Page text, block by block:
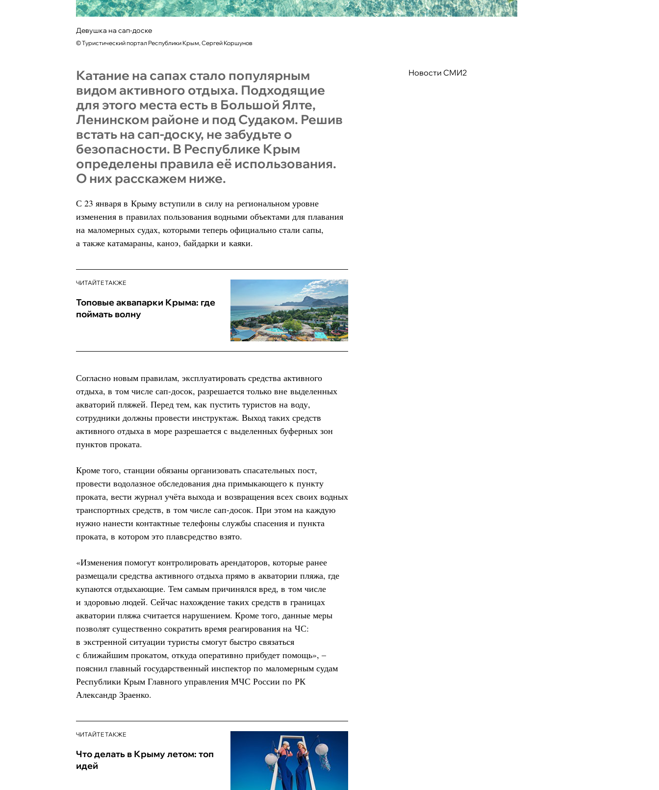
Девушка на сап-доске
©Туристический портал Республики Крым, Сергей Коршунов
Новости СМИ2
Катание на сапах стало популярным
видом активного отдыха. Подходящие
для этого места есть в Большой Ялте,
Ленинском районе и под Судаком. Решив
встать на сап-доску, не забудьте о
безопасности. В Республике Крым
определены правила её использования.
О них расскажем ниже.
С 23 января в Крыму вступили в силу на региональном уровне
изменения в правилах пользования водными объектами для плавания
на маломерных судах, которыми теперь официально стали сапы,
а также катамараны, каноэ, байдарки и каяки.
ЧИТАЙТЕ ТАКЖЕ
Топовые аквапарки Крыма: где
поймать волну
Согласно новым правилам, эксплуатировать средства активного
отдыха, в том числе сап-досок, разрешается только вне выделенных
акваторий пляжей. Перед тем, как пустить туристов на воду,
сотрудники должны провести инструктаж. Выход таких средств
активного отдыха в море разрешается с выделенных буферных зон
пунктов проката.
Кроме того, станции обязаны организовать спасательных пост,
провести водолазное обследования дна примыкающего к пункту
проката, вести журнал учёта выхода и возвращения всех своих водных
транспортных средств, в том числе сап-досок. При этом на каждую
нужно нанести контактные телефоны службы спасения и пункта
проката, в котором это плавсредство взято.
«Изменения помогут контролировать арендаторов, которые ранее
размещали средства активного отдыха прямо в акватории пляжа, где
купаются отдыхающие. Тем самым причинялся вред, в том числе
и здоровью людей. Сейчас нахождение таких средств в границах
акватории пляжа считается нарушением. Кроме того, данные меры
позволят существенно сократить время реагирования на ЧС:
в экстренной ситуации туристы смогут быстро связаться
с ближайшим прокатом, откуда оперативно прибудет помощь», –
пояснил главный государственный инспектор по маломерным судам
Республики Крым Главного управления МЧС России по РК
Александр Зраенко.
ЧИТАЙТЕ ТАКЖЕ
Что делать в Крыму летом: топ
идей